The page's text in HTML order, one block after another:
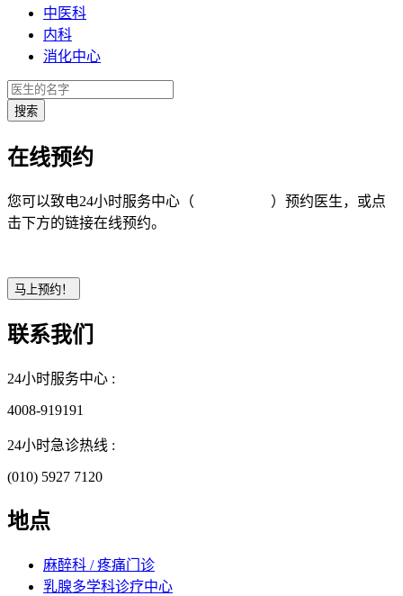
中医科
内科
消化中心
在线预约
您可以致电24小时服务中心（
）预约医生，或点
击下方的链接在线预约。
联系我们
24小时服务中心 :
4008-919191
24小时急诊热线 :
(010) 5927 7120
地点
麻醉科 / 疼痛门诊
乳腺多学科诊疗中心